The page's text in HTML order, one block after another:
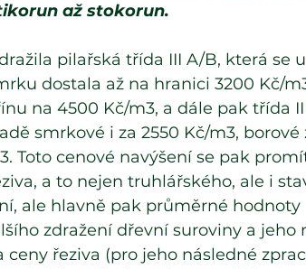
až stokorun.
pilařská třída III A/B, která se u
dostala až na hranici 3200 Kč/
na 4500 Kč/m3, a dále pak třída
smrkové i za 2550 Kč/m3, borové
Toto cenové navýšení se pak
a to nejen truhlářského, ale i
ale hlavně pak průměrné hodnoty
zdražení dřevní suroviny a jeho
řeziva (pro jeho následné